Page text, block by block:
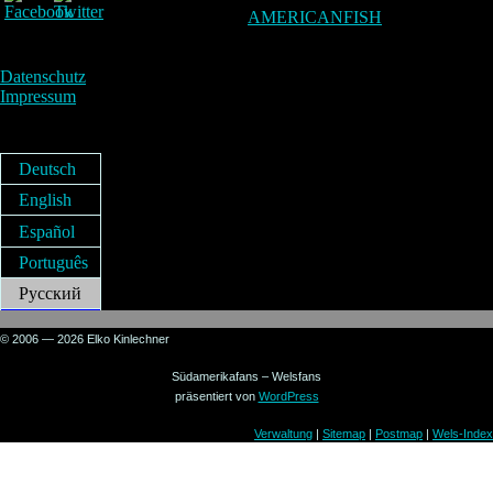
AMERICANFISH
Datenschutz
Impressum
Deutsch
English
Español
Português
Русский
© 2006 — 2026 Elko Kinlechner
Südamerikafans – Welsfans
präsentiert von WordPress
Verwaltung | Sitemap | Postmap | Wels-Index